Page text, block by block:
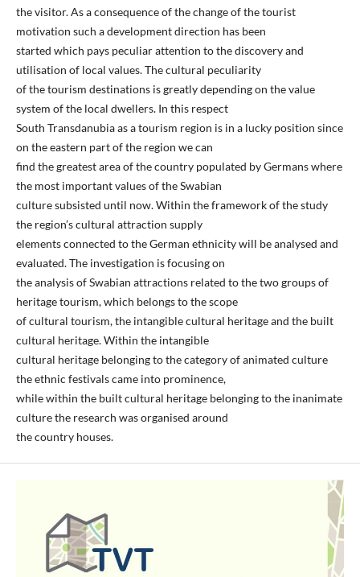
the visitor. As a consequence of the change of the tourist
motivation such a development direction has been
started which pays peculiar attention to the discovery and
utilisation of local values. The cultural peculiarity
of the tourism destinations is greatly depending on the value
system of the local dwellers. In this respect
South Transdanubia as a tourism region is in a lucky position since
on the eastern part of the region we can
find the greatest area of the country populated by Germans where
the most important values of the Swabian
culture subsisted until now. Within the framework of the study
the region’s cultural attraction supply
elements connected to the German ethnicity will be analysed and
evaluated. The investigation is focusing on
the analysis of Swabian attractions related to the two groups of
heritage tourism, which belongs to the scope
of cultural tourism, the intangible cultural heritage and the built
cultural heritage. Within the intangible
cultural heritage belonging to the category of animated culture
the ethnic festivals came into prominence,
while within the built cultural heritage belonging to the inanimate
culture the research was organised around
the country houses.